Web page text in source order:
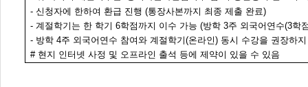
- 신청자에 한하여 환급 진행 (통장사본까지 최종 제출 완료)
- 계절학기는 한 학기 6학점까지 이수 가능 (방학 3주 외국어연수(3학
- 방학 4주 외국어연수 참여와 계절학기(온라인) 동시 수강을 권장하
# 현지 인터넷 사정 및 오프라인 출석 등에 제약이 있을 수 있음